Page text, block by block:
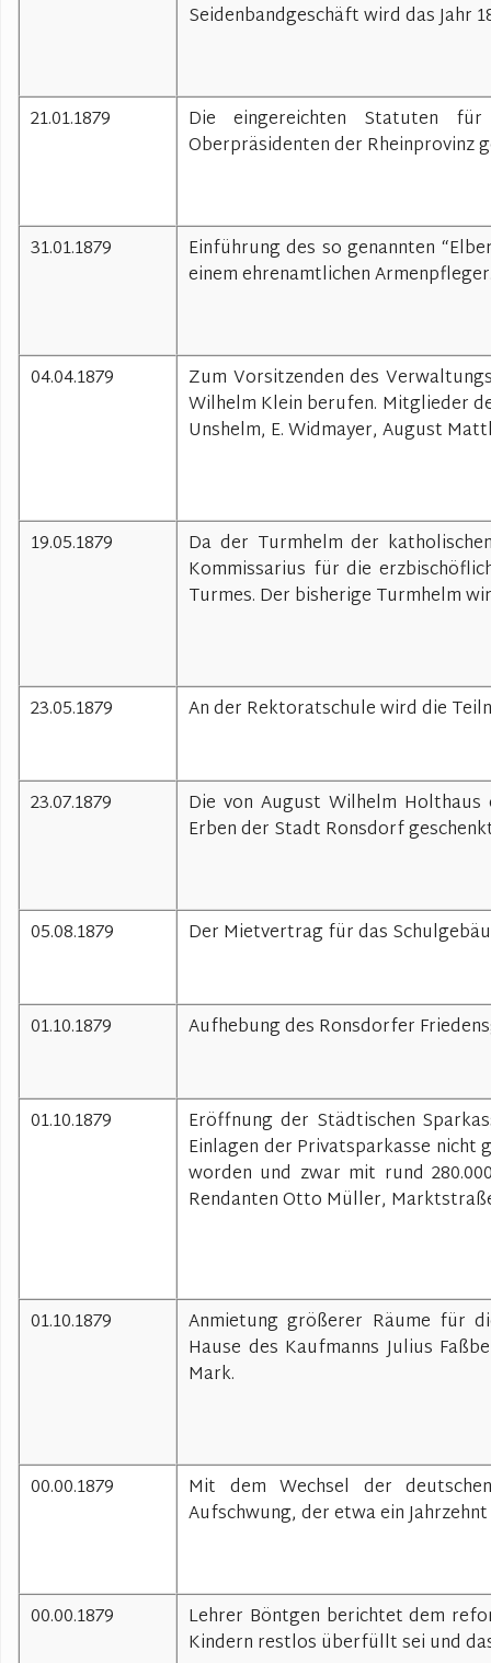
Seidenbandgeschäft wird das Jahr
21.01.1879
Die eingereichten Statuten
Oberpräsidenten der Rheinprovinz
31.01.1879
Einführung des so genannten
einem ehrenamtlichen
04.04.1879
Zum Vorsitzenden des
Wilhelm Klein berufen. Mitglieder
Unshelm, E. Widmayer, August
19.05.1879
Da der Turmhelm der
Kommissarius für die
Turmes. Der bisherige Turmhelm
23.05.1879 An der Rektoratschule wird die
23.07.1879
Die von August Wilhelm
Erben der Stadt Ronsdorf
05.08.1879 Der Mietvertrag für das
01.10.1879 Aufhebung des Ronsdorfer
01.10.1879
Eröffnung der Städtischen
Einlagen der Privatsparkasse
worden und zwar mit rund
Rendanten Otto Müller,
01.10.1879
Anmietung größerer Räume für
Hause des Kaufmanns Julius
Mark.
00.00.1879
Mit dem Wechsel der
Aufschwung, der etwa ein
00.00.1879
Lehrer Böntgen berichtet dem
Kindern restlos überfüllt sei und